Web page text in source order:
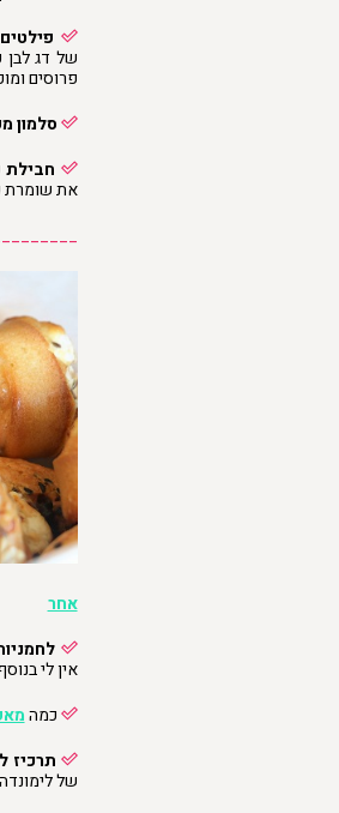
של דג
פרוסים
סלמון
חבילת
את שומרת
אחר
אין לי
כמה
תרכיז
של